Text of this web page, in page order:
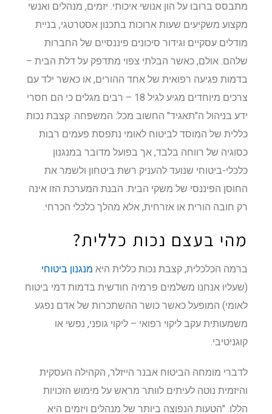
מתבסס ברובו על הון אנושי איכותי. יזמים, מנהלים ואנשי
מקצוע משקיעים שעות ארוכות בתכנון אסטרטגי, בניית
מודלים עסקיים וגידור סיכונים פיננסיים של החברות
שלהם. אולם, כאשר הבלתי צפוי מתדפק על דלת הבית –
בדמות פגיעה רפואית של אחד ההורים, או כאשר ילד עם
צרכים מיוחדים מגיע לגיל 18 – רבים מגלים כי הם חסרי
ידע בניהול ה"תאגיד" החשוב מכל: המשפחה. קצבת נכות
כללית של המוסד לביטוח לאומי נתפסת פעמים רבות
כסוגיה של רווחה בלבד, אך בפועל מדובר במנגנון
כלכלי-ביטוחי שנועד להעניק רשת ביטחון ולשמר את
החוסן הפיננסי של משקי הבית. הבנת המערכת הזו אינה
רק חובה הורית או אזרחית, אלא מהלך כלכלי הכרחי.
מהי בעצם נכות כללית?
ברמה הכלכלית, קצבת נכות כללית היאמנגנון ביטוחי
(שעליו אנחנו משלמים פרמיה חודשית בדמות דמי ביטוח
לאומי) המופעל כאשר כושר ההשתכרות של אדם נפגע
משמעותית עקב ליקוי רפואי – ליקוי גופני, נפשי או
קוגניטיבי.
לדברי מומחה הביטוח אבנר הייזלר, הקהילה העסקית
והיזמית נוטה לעיתים לוותר מראש על מימוש הזכויות
הללו. "הטעות הנפוצה ביותר של מנהלים ויזמים היא